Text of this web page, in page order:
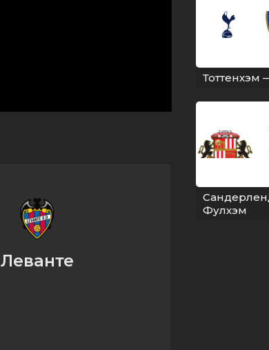
Леванте
Тоттенхэм
Фулхэм